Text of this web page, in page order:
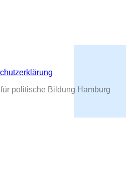
politische Bildung Hamburg